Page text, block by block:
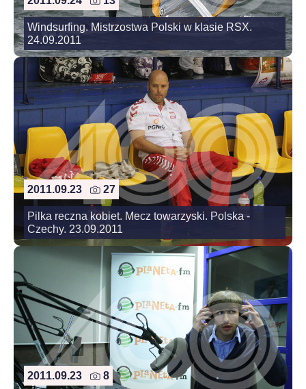
Windsurfing. Mistrzostwa Polski w klasie RSX.
24.09.2011
2011.09.23 27
Pilka reczna kobiet. Mecz towarzyski. Polska -
Czechy. 23.09.2011
2011.09.23 8